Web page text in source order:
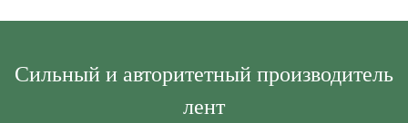
Сильный и авторитетный производитель
лент